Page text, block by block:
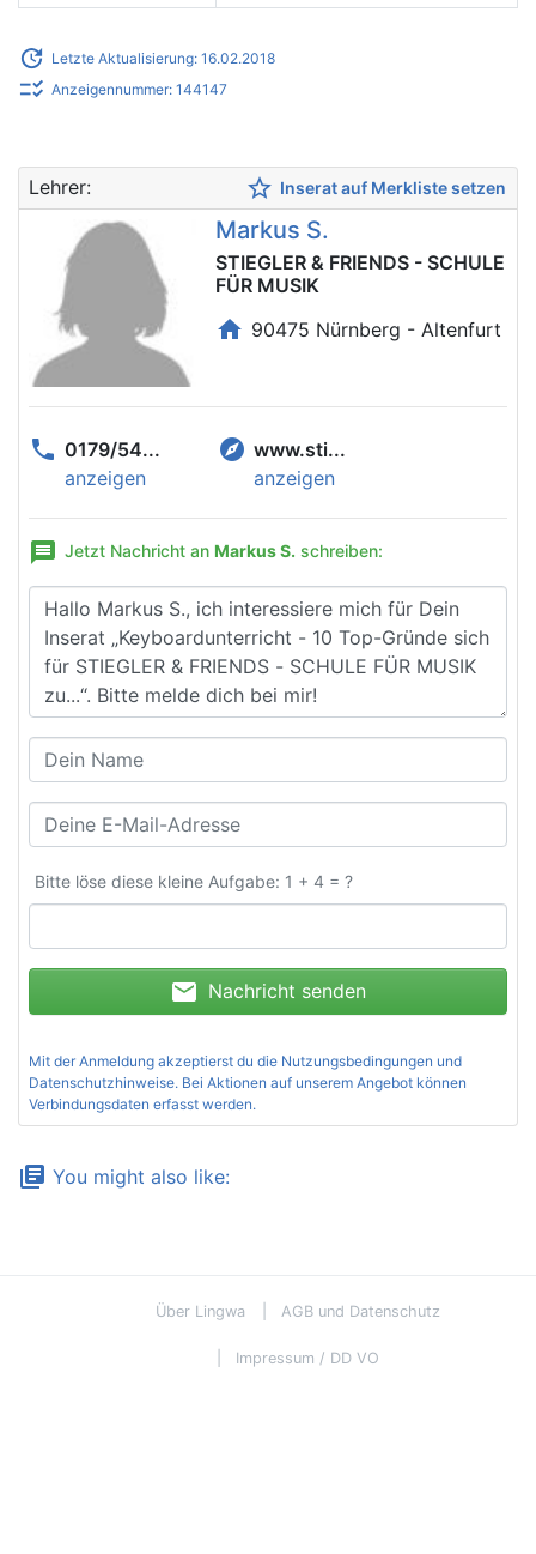
update Letzte Aktualisierung: 16.02.2018
checklist_rtl Anzeigennummer: 144147
Lehrer: star_border Inserat auf Merkliste setzen
Markus S.
STIEGLER & FRIENDS - SCHULE
FÜR MUSIK
home 90475 Nürnberg - Altenfurt
phone 0179/54...
anzeigen
explore www.sti...
anzeigen
message Jetzt Nachricht an Markus S. schreiben:
Bitte löse diese kleine Aufgabe: 1 + 4 = ?
mail Nachricht senden
Mit der Anmeldung akzeptierst du die Nutzungsbedingungen und
Datenschutzhinweise. Bei Aktionen auf unserem Angebot können
Verbindungsdaten erfasst werden.
library_books You might also like:
Über Lingwa AGB und Datenschutz
Impressum / DD VO